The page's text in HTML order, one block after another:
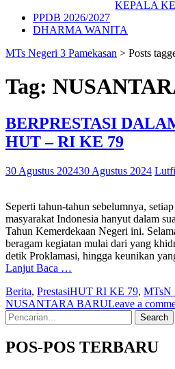
KEPALA
PPDB 2026/2027
DHARMA WANITA
MTs Negeri 3 Pamekasan > Posts
Tag:
BERPRESTASI
HUT – RI KE 79
30 Agustus 202430 Agustus 2024
Seperti tahun-tahun sebelumnya,
masyarakat Indonesia hanyut dalam
Tahun Kemerdekaan Negeri ini.
beragam kegiatan mulai dari yang
detik Proklamasi, hingga keunikan
Lanjut Baca …
Berita, PrestasiHUT RI KE 79, MTsN
NUSANTARA BARULeave a
Search
for:
POS-POS TERBARU